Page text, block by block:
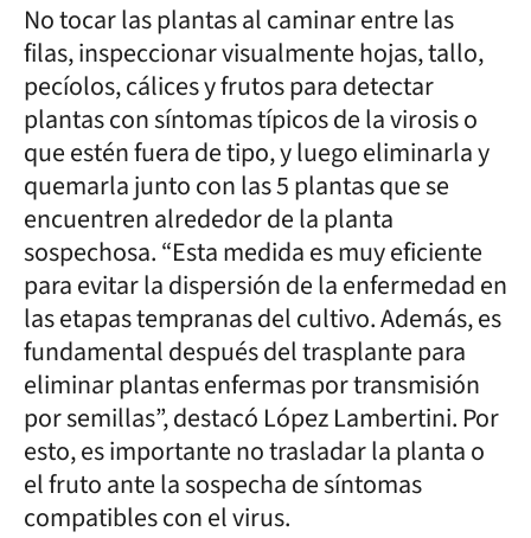
No tocar las plantas al caminar entre las
filas, inspeccionar visualmente hojas, tallo,
pecíolos, cálices y frutos para detectar
plantas con síntomas típicos de la virosis o
que estén fuera de tipo, y luego eliminarla y
quemarla junto con las 5 plantas que se
encuentren alrededor de la planta
sospechosa. “Esta medida es muy eficiente
para evitar la dispersión de la enfermedad en
las etapas tempranas del cultivo. Además, es
fundamental después del trasplante para
eliminar plantas enfermas por transmisión
por semillas”, destacó López Lambertini. Por
esto, es importante no trasladar la planta o
el fruto ante la sospecha de síntomas
compatibles con el virus.